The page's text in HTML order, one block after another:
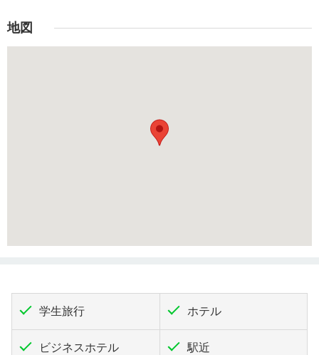
地図
学生旅行 ホテル
ビジネスホテル 駅近